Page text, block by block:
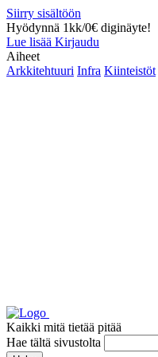
Siirry sisältöön
Hyödynnä 1kk/0€ diginäyte!
Lue lisää Kirjaudu
Aiheet
Arkkitehtuuri Infra Kiinteistöt
Kaikki mitä tietää pitää
Hae tältä sivustolta